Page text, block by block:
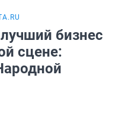
бизнес
сцене: